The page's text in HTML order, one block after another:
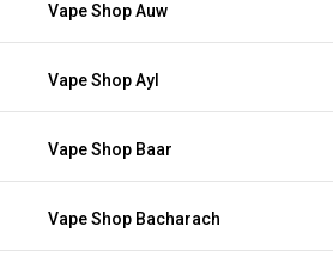
Vape Shop Auw
Vape Shop Ayl
Vape Shop Baar
Vape Shop Bacharach